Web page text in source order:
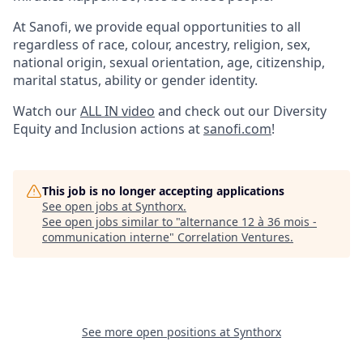
At Sanofi, we provide equal opportunities to all
regardless of race, colour, ancestry, religion, sex,
national origin, sexual orientation, age, citizenship,
marital status, ability or gender identity.
Watch ourALL IN video and check out our Diversity
Equity and Inclusion actions atsanofi.com!
This job is no longer accepting applications
See open jobs at Synthorx.
See open jobs similar to "alternance 12 à 36 mois -
communication interne" Correlation Ventures.
See more open positions at Synthorx